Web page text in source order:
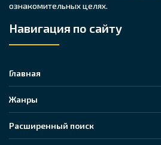
ознакомительных целях.
Навигация по сайту
Главная
Жанры
Расширенный поиск